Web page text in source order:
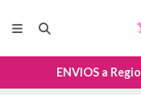
ENVIOS a